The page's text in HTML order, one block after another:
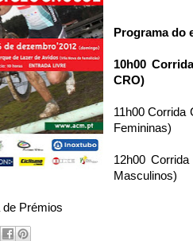
Programa do
10h00
CRO)
11h00 Corrida
Femininas)
12h00
Masculinos)
de Prémios